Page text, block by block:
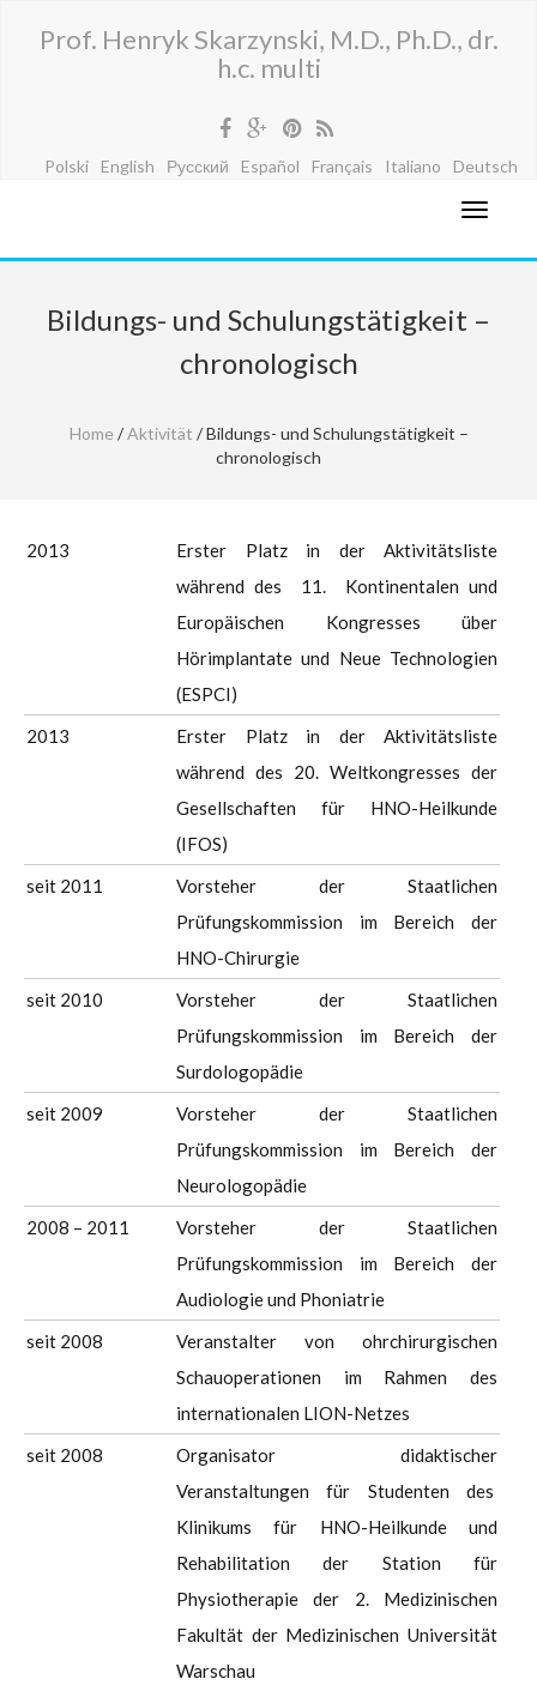
Prof. Henryk Skarzynski, M.D., Ph.D., dr.
h.c. multi
Polski English Русский Español Français Italiano Deutsch
Bildungs- und Schulungstätigkeit –
chronologisch
Home /Aktivität / Bildungs- und Schulungstätigkeit –
chronologisch
2013
Erster Platz in der Aktivitätsliste
während des 11. Kontinentalen und
Europäischen Kongresses über
Hörimplantate und Neue Technologien
(ESPCI)
2013
Erster Platz in der Aktivitätsliste
während des 20. Weltkongresses der
Gesellschaften für HNO-Heilkunde
(IFOS)
seit 2011
Vorsteher der Staatlichen
Prüfungskommission im Bereich der
HNO-Chirurgie
seit 2010
Vorsteher der Staatlichen
Prüfungskommission im Bereich der
Surdologopädie
seit 2009
Vorsteher der Staatlichen
Prüfungskommission im Bereich der
Neurologopädie
2008 – 2011
Vorsteher der Staatlichen
Prüfungskommission im Bereich der
Audiologie und Phoniatrie
seit 2008
Veranstalter von ohrchirurgischen
Schauoperationen im Rahmen des
internationalen LION-Netzes
seit 2008
Organisator didaktischer
Veranstaltungen für Studenten des
Klinikums für HNO-Heilkunde und
Rehabilitation der Station für
Physiotherapie der 2. Medizinischen
Fakultät der Medizinischen Universität
Warschau